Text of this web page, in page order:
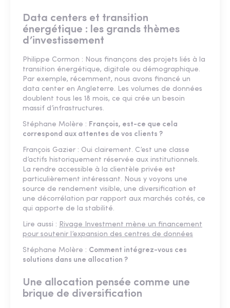
Data centers et transition
énergétique : les grands thèmes
d’investissement
Philippe Cormon : Nous finançons des projets liés à la
transition énergétique, digitale ou démographique.
Par exemple, récemment, nous avons financé un
data center en Angleterre. Les volumes de données
doublent tous les 18 mois, ce qui crée un besoin
massif d’infrastructures.
Stéphane Molère : François, est-ce que cela
correspond aux attentes de vos clients ?
François Gazier : Oui clairement. C’est une classe
d’actifs historiquement réservée aux institutionnels.
La rendre accessible à la clientèle privée est
particulièrement intéressant. Nous y voyons une
source de rendement visible, une diversification et
une décorrélation par rapport aux marchés cotés, ce
qui apporte de la stabilité.
Lire aussi : Rivage Investment mène un financement
pour soutenir l’expansion des centres de données
Stéphane Molère : Comment intégrez-vous ces
solutions dans une allocation ?
Une allocation pensée comme une
brique de diversification